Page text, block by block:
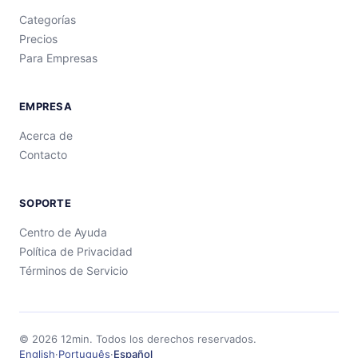
Categorías
Precios
Para Empresas
EMPRESA
Acerca de
Contacto
SOPORTE
Centro de Ayuda
Política de Privacidad
Términos de Servicio
© 2026 12min. Todos los derechos reservados.
English·Português·Español